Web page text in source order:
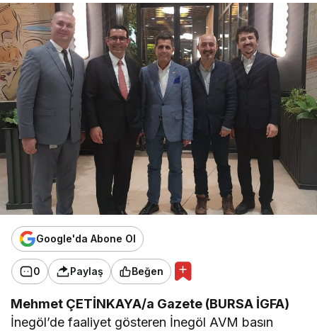
Google'da Abone Ol
0 Paylaş Beğen
Mehmet ÇETİNKAYA/a Gazete (BURSA İGFA)
İnegöl’de faaliyet gösteren İnegöl AVM basın